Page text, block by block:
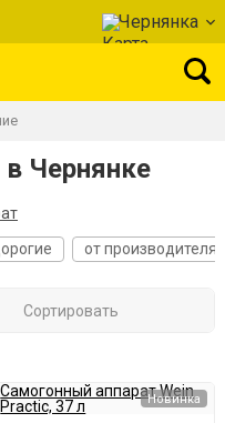
Чернянка
Чернянке
от производителя
Сортировать
Новинка